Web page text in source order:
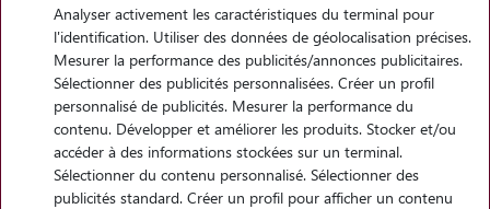
700 € 900 €
Le prix d’achat d’un Kelpie Australien mâle se situe entre 700
€ et 900 €.
Analyser activement les caractéristiques du terminal pour
l'identification. Utiliser des données de géolocalisation précises.
Mesurer la performance des publicités/annonces publicitaires.
Sélectionner des publicités personnalisées. Créer un profil
personnalisé de publicités. Mesurer la performance du
contenu. Développer et améliorer les produits. Stocker et/ou
accéder à des informations stockées sur un terminal.
Sélectionner du contenu personnalisé. Sélectionner des
publicités standard. Créer un profil pour afficher un contenu